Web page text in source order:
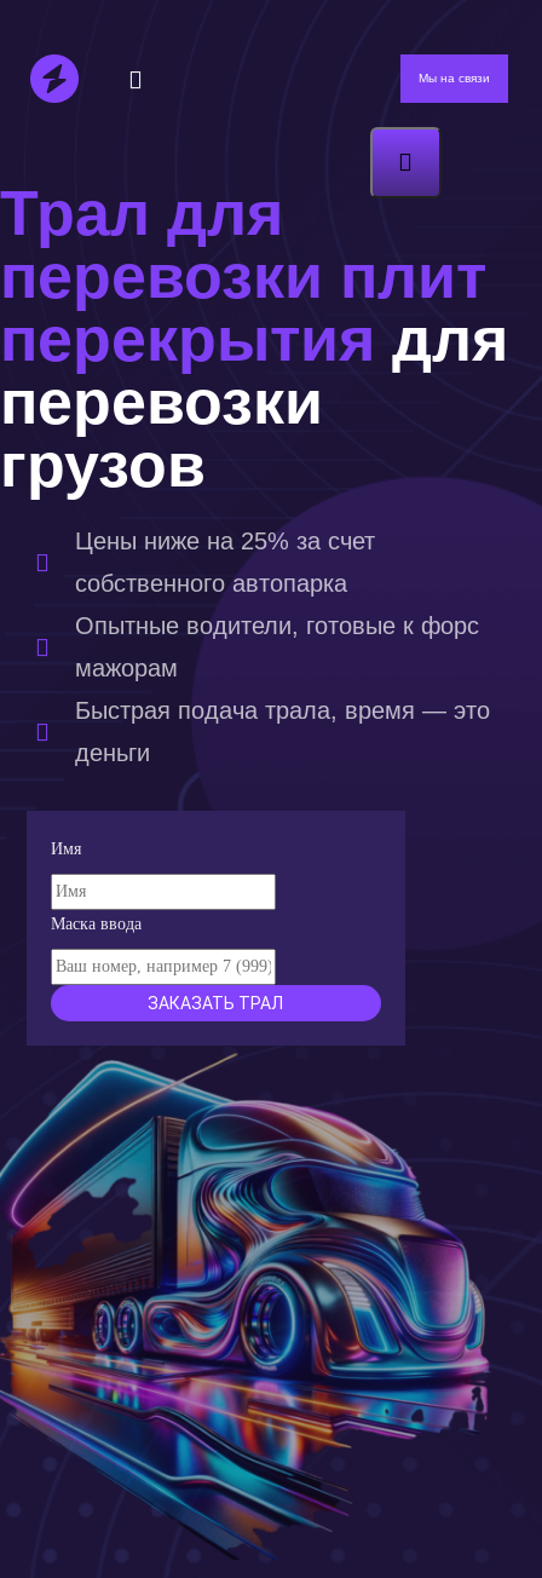
Мы на связи
Трал для
перевозки плит
перекрытия для
перевозки
грузов
Цены ниже на 25% за счет
собственного автопарка
Опытные водители, готовые к форс
мажорам
Быстрая подача трала, время — это
деньги
Имя
Маска ввода
ЗАКАЗАТЬ ТРАЛ